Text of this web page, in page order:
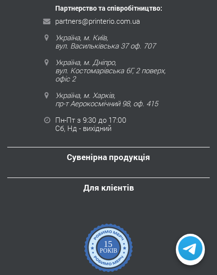
Партнерство та співробітництво:
partners@printerio.com.ua
Україна, м. Київ,
вул. Васильківська 37 оф. 707
Україна, м. Дніпро,
вул. Костомарівська 6Г, 2 поверх,
офіс 2
Україна, м. Харків,
пр-т Аерокосмічний 98, оф. 415
Пн-Пт з 9:30 до 17:00
Сб, Нд - вихідний
Сувенірна продукція
Для клієнтів
15
РОКІВ